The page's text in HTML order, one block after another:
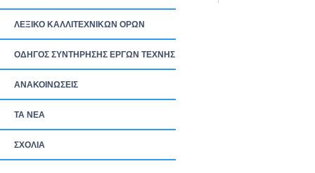
ΛΕΞΙΚΟ ΚΑΛΛΙΤΕΧΝΙΚΩΝ ΟΡΩΝ
ΟΔΗΓΟΣ ΣΥΝΤΗΡΗΣΗΣ ΕΡΓΩΝ ΤΕΧΝΗΣ
ΑΝΑΚΟΙΝΩΣΕΙΣ
ΤΑ ΝEΑ
ΣΧΟΛΙΑ